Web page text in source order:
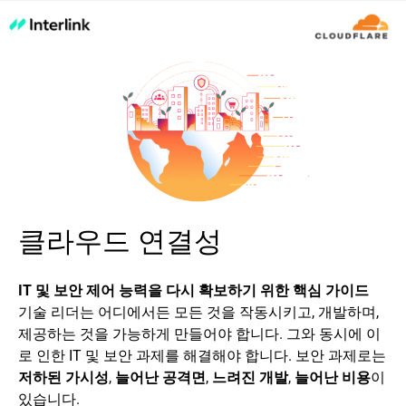
클라우드 연결성
IT 및 보안 제어 능력을 다시 확보하기 위한 핵심 가이드
기술 리더는 어디에서든 모든 것을 작동시키고, 개발하며,
제공하는 것을 가능하게 만들어야 합니다. 그와 동시에 이
로 인한 IT 및 보안 과제를 해결해야 합니다. 보안 과제로는
저하된 가시성, 늘어난 공격면, 느려진 개발, 늘어난 비용이
있습니다.